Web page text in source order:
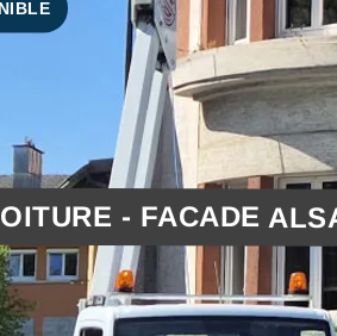
- FACADE